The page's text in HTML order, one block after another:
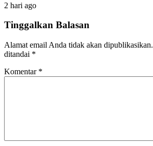
2 hari ago
Tinggalkan Balasan
Alamat email Anda tidak akan dipublikasikan.
ditandai *
Komentar *